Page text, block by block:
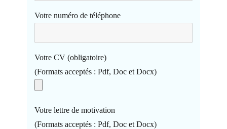
Votre numéro de téléphone
Votre CV (obligatoire)
(Formats acceptés : Pdf, Doc et Docx)
Votre lettre de motivation
(Formats acceptés : Pdf, Doc et Docx)